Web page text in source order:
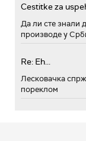
Cestitke za
Да ли сте знали
производе у
Re: Eh...
Лесковачка
пореклом